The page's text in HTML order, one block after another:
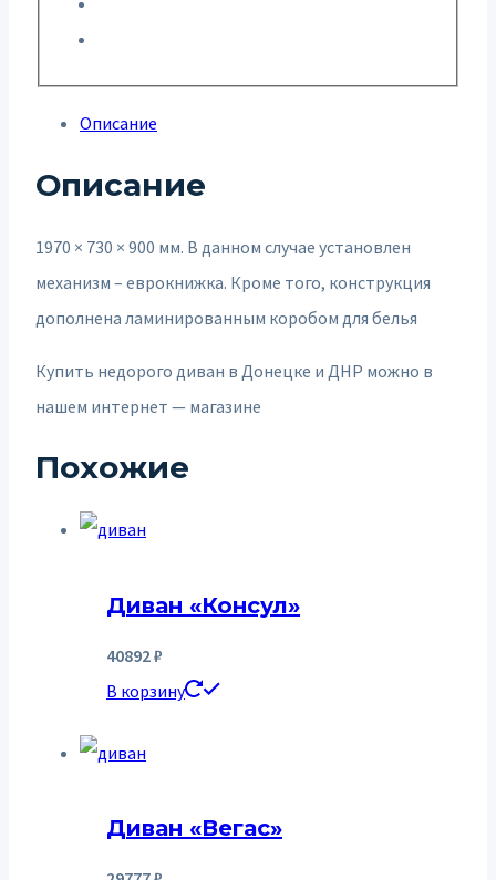
Описание
Описание
1970 × 730 × 900 мм. В данном случае установлен
механизм – еврокнижка. Кроме того, конструкция
дополнена ламинированным коробом для белья
Купить недорого диван в Донецке и ДНР можно в
нашем интернет — магазине
Похожие
Диван «Консул»
40892₽
В корзину
Диван «Вегас»